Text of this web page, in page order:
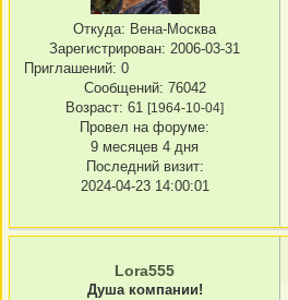
Откуда: Вена-Москва
Зарегистрирован: 2006-03-31
Приглашений: 0
Сообщений: 76042
Возраст: 61 [1964-10-04]
Провел на форуме:
9 месяцев 4 дня
Последний визит:
2024-04-23 14:00:01
Lora555
Душа компании!